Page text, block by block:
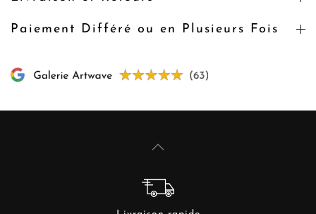
Paiement Différé ou en Plusieurs Fois